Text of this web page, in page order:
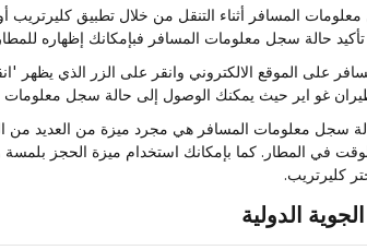
المسافر أثناء التنقل من خلال تطبيق كليرتريب أو
تأكيد حالة سجل معلومات المسافر فبإمكانك إظهاره
على الموقع الالكتروني وانقر على الزر الذي يظهر
غو اير حيث يمكنك الوصول إلى حالة سجل
سجل معلومات المسافر هي مجرد ميزة من العديد من
كليرتريب.